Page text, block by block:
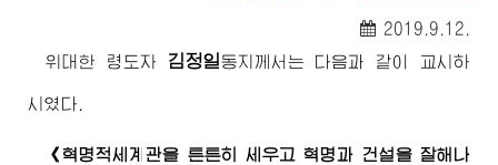
2019.9.12.
위대한
령도자 김정일동지 께서는 다음과 같이 교시하
시였다.
《혁명적세계관을 튼튼히 세우고 혁명과 건설을 잘해나